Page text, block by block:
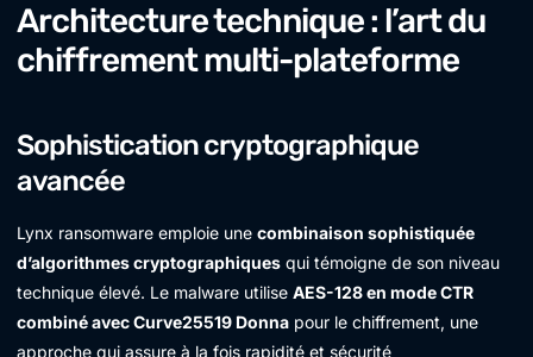
Architecture technique : l’art du
chiffrement multi-plateforme
Sophistication cryptographique
avancée
Lynx ransomware emploie une combinaison sophistiquée
d’algorithmes cryptographiques qui témoigne de son niveau
technique élevé. Le malware utilise AES-128 en mode CTR
combiné avec Curve25519 Donna pour le chiffrement, une
approche qui assure à la fois rapidité et sécurité